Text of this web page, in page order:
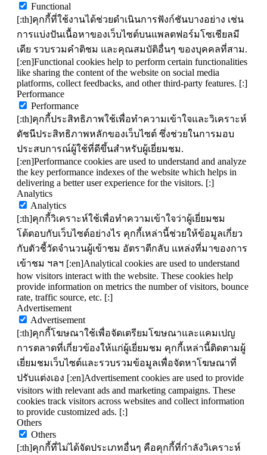
Functional
[:th]คุกกี้ที่ใช้งานได้ช่วยดำเนินการฟังก์ชันบางอย่าง เช่น
การแบ่งปันเนื้อหาของเว็บไซต์บนแพลตฟอร์มโซเชียลมี
เดีย รวบรวมคำติชม และคุณสมบัติอื่นๆ ของบุคคลที่สาม.
[:en]Functional cookies help to perform certain functionalities
like sharing the content of the website on social media
platforms, collect feedbacks, and other third-party features. [:]
Performance
Performance
[:th]คุกกี้ประสิทธิภาพใช้เพื่อทำความเข้าใจและวิเคราะห์
ดัชนีประสิทธิภาพหลักของเว็บไซต์ ซึ่งช่วยในการมอบ
ประสบการณ์ผู้ใช้ที่ดีขึ้นสำหรับผู้เยี่ยมชม.
[:en]Performance cookies are used to understand and analyze
the key performance indexes of the website which helps in
delivering a better user experience for the visitors. [:]
Analytics
Analytics
[:th]คุกกี้วิเคราะห์ใช้เพื่อทำความเข้าใจว่าผู้เยี่ยมชม
โต้ตอบกับเว็บไซต์อย่างไร คุกกี้เหล่านี้ช่วยให้ข้อมูลเกี่ยว
กับตัวชี้วัดจำนวนผู้เข้าชม อัตราตีกลับ แหล่งที่มาของการ
เข้าชม ฯลฯ [:en]Analytical cookies are used to understand
how visitors interact with the website. These cookies help
provide information on metrics the number of visitors, bounce
rate, traffic source, etc. [:]
Advertisement
Advertisement
[:th]คุกกี้โฆษณาใช้เพื่อจัดเตรียมโฆษณาและแคมเปญ
การตลาดที่เกี่ยวข้องให้แก่ผู้เยี่ยมชม คุกกี้เหล่านี้ติดตามผู้
เยี่ยมชมเว็บไซต์และรวบรวมข้อมูลเพื่อจัดหาโฆษณาที่
ปรับแต่งเอง [:en]Advertisement cookies are used to provide
visitors with relevant ads and marketing campaigns. These
cookies track visitors across websites and collect information
to provide customized ads. [:]
Others
Others
[:th]คุกกี้ที่ไม่ได้จัดประเภทอื่นๆ คือคุกกี้ที่กำลังวิเคราะห์